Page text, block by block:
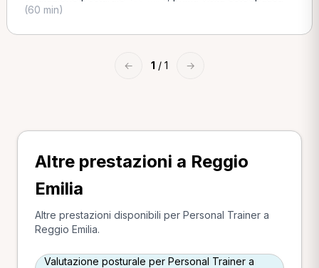
(60 min)
← 1 / 1 →
Altre prestazioni a Reggio
Emilia
Altre prestazioni disponibili per Personal Trainer a
Reggio Emilia.
Valutazione posturale per Personal Trainer a